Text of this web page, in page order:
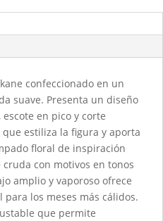
confeccionado en un
suave. Presenta un diseño
en pico y corte
estiliza la figura y aporta
floral de inspiración
con motivos en tonos
amplio y vaporoso ofrece
los meses más cálidos.
que permite